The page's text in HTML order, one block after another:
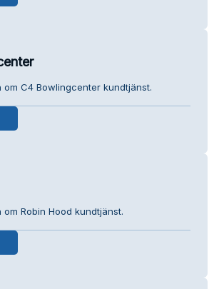
om C4 Bowlingcenter kundtjänst.
Robin Hood kundtjänst.